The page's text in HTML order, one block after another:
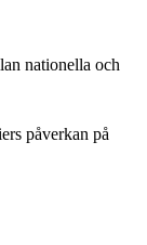
nationella och
påverkan på